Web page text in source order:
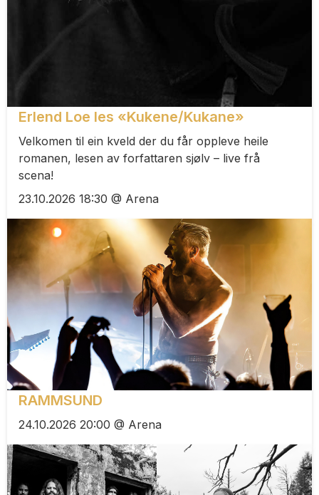
Erlend Loe les «Kukene/Kukane»
Velkomen til ein kveld der du får oppleve heile
romanen, lesen av forfattaren sjølv – live frå
scena!
23.10.2026 18:30 @ Arena
RAMMSUND
24.10.2026 20:00 @ Arena